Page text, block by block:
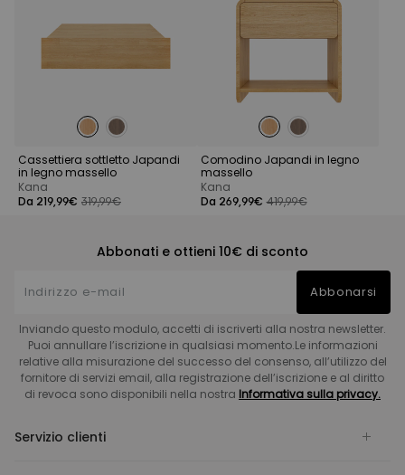
Cassettiera sottletto Japandi
in legno massello
Kana
Da 219,99€ 319,99€
Comodino Japandi in legno
massello
Kana
Da 269,99€ 419,99€
Abbonati e ottieni 10€ di sconto
Abbonarsi
Inviando questo modulo, accetti di iscriverti alla nostra newsletter.
Puoi annullare l’iscrizione in qualsiasi momento.Le informazioni
relative alla misurazione del successo del consenso, all’utilizzo del
fornitore di servizi email, alla registrazione dell’iscrizione e al diritto
di revoca sono disponibili nella nostra Informativa sulla privacy.
Servizio clienti